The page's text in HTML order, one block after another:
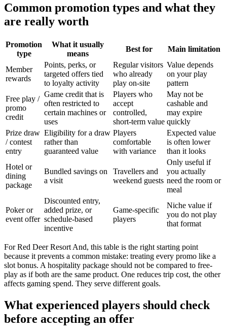
Common promotion types and what they
are really worth
Promotion
type
What it usually
means
Best for Main limitation
Member
rewards
Points, perks, or
targeted offers tied
to loyalty activity
Regular visitors
who already
play on-site
Value depends
on your play
pattern
Free play /
promo
credit
Game credit that is
often restricted to
certain machines or
uses
Players who
accept
controlled,
short-term value
May not be
cashable and
may expire
quickly
Prize draw
/ contest
entry
Eligibility for a draw
rather than
guaranteed value
Players
comfortable
with variance
Expected value
is often lower
than it looks
Hotel or
dining
package
Bundled savings on
a visit
Travellers and
weekend guests
Only useful if
you actually
need the room or
meal
Poker or
event offer
Discounted entry,
added prize, or
schedule-based
incentive
Game-specific
players
Niche value if
you do not play
that format
For Red Deer Resort And, this table is the right starting point
because it prevents a common mistake: treating every promo like a
slot bonus. A hospitality package should not be compared to free-
play as if both are the same product. One reduces trip cost, the other
affects gaming spend. They serve different goals.
What experienced players should check
before accepting an offer